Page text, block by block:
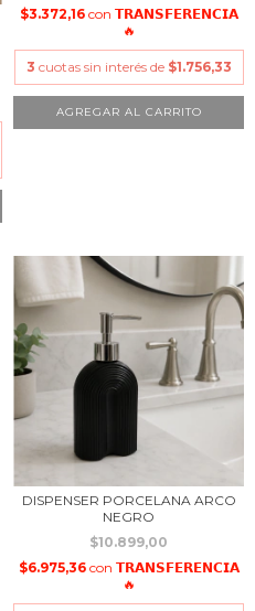
$3.372,16 con 𝗧𝗥𝗔𝗡𝗦𝗙𝗘𝗥𝗘𝗡𝗖𝗜𝗔
🔥
3 cuotas sin interés de $1.756,33
DISPENSER PORCELANA ARCO
NEGRO
$10.899,00
$6.975,36 con 𝗧𝗥𝗔𝗡𝗦𝗙𝗘𝗥𝗘𝗡𝗖𝗜𝗔
🔥